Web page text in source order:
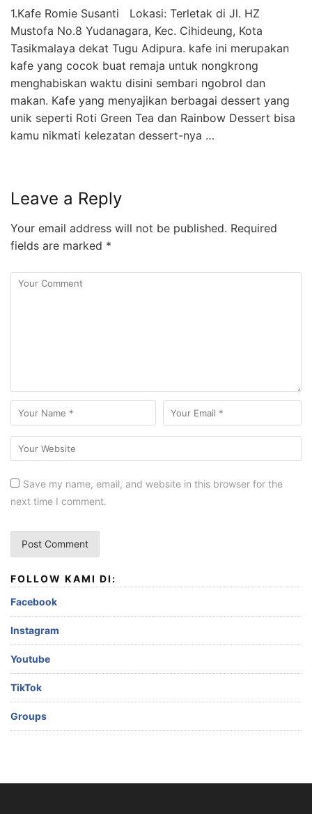
1.Kafe Romie Susanti Lokasi: Terletak di Jl. HZ
Mustofa No.8 Yudanagara, Kec. Cihideung, Kota
Tasikmalaya dekat Tugu Adipura. kafe ini merupakan
kafe yang cocok buat remaja untuk nongkrong
menghabiskan waktu disini sembari ngobrol dan
makan. Kafe yang menyajikan berbagai dessert yang
unik seperti Roti Green Tea dan Rainbow Dessert bisa
kamu nikmati kelezatan dessert-nya …
Leave a Reply
Your email address will not be published. Required
fields are marked *
Save my name, email, and website in this browser for the
next time I comment.
FOLLOW KAMI DI:
Facebook
Instagram
Youtube
TikTok
Groups